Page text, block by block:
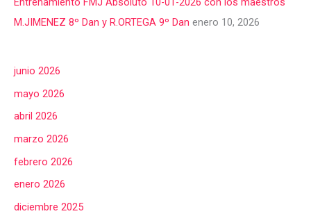
M.JIMENEZ 8º Dan y R.ORTEGA 9º Dan enero 10, 2026
junio 2026
mayo 2026
abril 2026
marzo 2026
febrero 2026
enero 2026
diciembre 2025